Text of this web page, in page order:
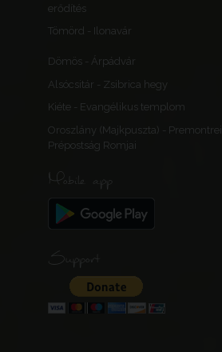
erődítés
Tömörd - Ilonavár
Dömös - Árpádvár
Alsócsitár - Zsibrica hegy
Kiéte - Evangélikus templom
Oroszlány (Majkpuszta) - Premontrei
Prépostság Romjai
Mobile app
Support